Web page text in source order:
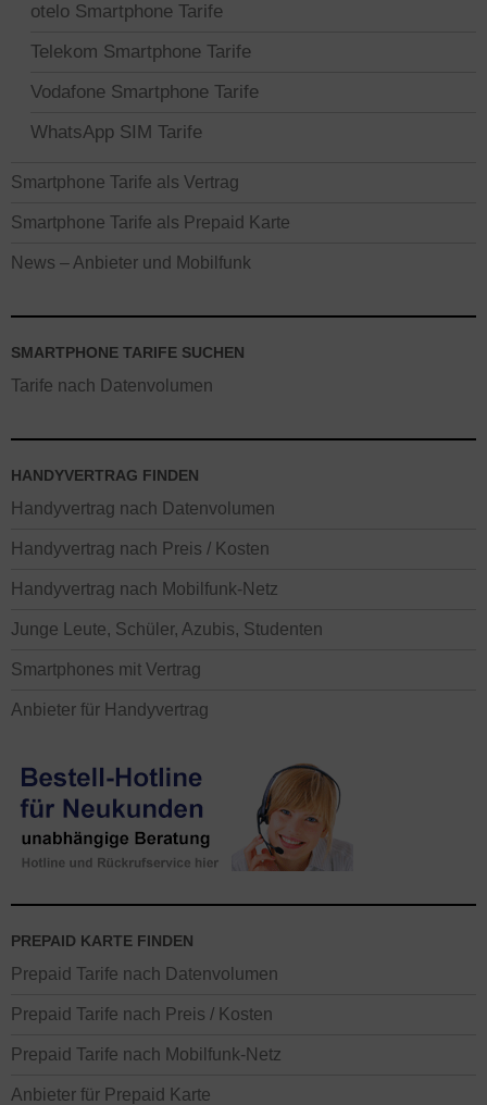
otelo Smartphone Tarife
Telekom Smartphone Tarife
Vodafone Smartphone Tarife
WhatsApp SIM Tarife
Smartphone Tarife als Vertrag
Smartphone Tarife als Prepaid Karte
News – Anbieter und Mobilfunk
SMARTPHONE TARIFE SUCHEN
Tarife nach Datenvolumen
HANDYVERTRAG FINDEN
Handyvertrag nach Datenvolumen
Handyvertrag nach Preis / Kosten
Handyvertrag nach Mobilfunk-Netz
Junge Leute, Schüler, Azubis, Studenten
Smartphones mit Vertrag
Anbieter für Handyvertrag
PREPAID KARTE FINDEN
Prepaid Tarife nach Datenvolumen
Prepaid Tarife nach Preis / Kosten
Prepaid Tarife nach Mobilfunk-Netz
Anbieter für Prepaid Karte